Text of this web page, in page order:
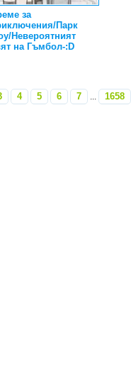
за
Парк
Невероятният
на Гъмбол-:D
4 5 6 7 ... 1658»